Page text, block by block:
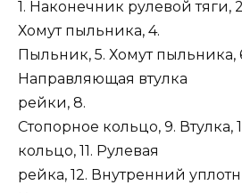
1. Наконечник рулевой тяги,
Хомут пыльника, 4.
Пыльник, 5. Хомут пыльника,
Направляющая втулка
рейки, 8.
Стопорное кольцо, 9. Втулка,
кольцо, 11. Рулевая
рейка, 12. Внутренний